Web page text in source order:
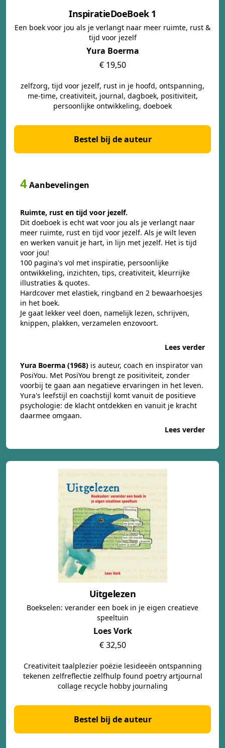
InspiratieDoeBoek 1
Een boek voor jou als je verlangt naar meer ruimte, rust &
tijd voor jezelf
Yura Boerma
€ 19,50
zelfzorg, tijd voor jezelf, rust in je hoofd, ontspanning,
me-time, creativiteit, journal, dagboek, positiviteit,
persoonlijke ontwikkeling, doeboek
Bestel bij de auteur
4Aanbevelingen
Ruimte, rust en tijd voor jezelf.
Dit doeboek is echt wat voor jou als je verlangt naar
meer ruimte, rust en tijd voor jezelf. Als je wilt leven
en werken vanuit je hart, in lijn met jezelf. Het is tijd
voor jou!
100 pagina's vol met inspiratie, persoonlijke
ontwikkeling, inzichten, tips, creativiteit, kleurrijke
illustraties & quotes.
Hardcover met elastiek, ringband en 2 bewaarhoesjes
in het boek.
Je gaat lekker veel doen, namelijk lezen, schrijven,
knippen, plakken, verzamelen enzovoort.
Lees verder
Yura Boerma (1968) is auteur, coach en inspirator van
PosiYou. Met PosiYou brengt ze positiviteit, zonder
voorbij te gaan aan negatieve ervaringen in het leven.
Yura's leefstijl en coachstijl komt vanuit de positieve
psychologie: de klacht ontdekken en vanuit je kracht
daarmee omgaan.
Lees verder
Uitgelezen
Boekselen: verander een boek in je eigen creatieve
speeltuin
Loes Vork
€ 32,50
Creativiteit taalplezier poëzie lesideeën ontspanning
tekenen zelfreflectie zelfhulp found poetry artjournal
collage recycle hobby journaling
Bestel bij de auteur